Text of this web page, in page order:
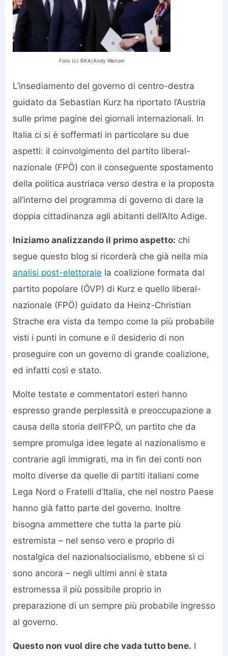
Foto (c) BKA/Andy Wenzel
L’insediamento del governo di centro-destra
guidato da Sebastian Kurz ha riportato l’Austria
sulle prime pagine dei giornali internazionali. In
Italia ci si è soffermati in particolare su due
aspetti: il coinvolgimento del partito liberal-
nazionale (FPÖ) con il conseguente spostamento
della politica austriaca verso destra e la proposta
all’interno del programma di governo di dare la
doppia cittadinanza agli abitanti dell’Alto Adige.
Iniziamo analizzando il primo aspetto: chi
segue questo blog si ricorderà che già nella mia
analisi post-elettorale la coalizione formata dal
partito popolare (ÖVP) di Kurz e quello liberal-
nazionale (FPÖ) guidato da Heinz-Christian
Strache era vista da tempo come la più probabile
visti i punti in comune e il desiderio di non
proseguire con un governo di grande coalizione,
ed infatti così e stato.
Molte testate e commentatori esteri hanno
espresso grande perplessità e preoccupazione a
causa della storia dell’FPÖ, un partito che da
sempre promulga idee legate al nazionalismo e
contrarie agli immigrati, ma in fin dei conti non
molto diverse da quelle di partiti italiani come
Lega Nord o Fratelli d’Italia, che nel nostro Paese
hanno già fatto parte del governo. Inoltre
bisogna ammettere che tutta la parte più
estremista – nel senso vero e proprio di
nostalgica del nazionalsocialismo, ebbene sì ci
sono ancora – negli ultimi anni è stata
estromessa il più possibile proprio in
preparazione di un sempre più probabile ingresso
al governo.
Questo non vuol dire che vada tutto bene. I